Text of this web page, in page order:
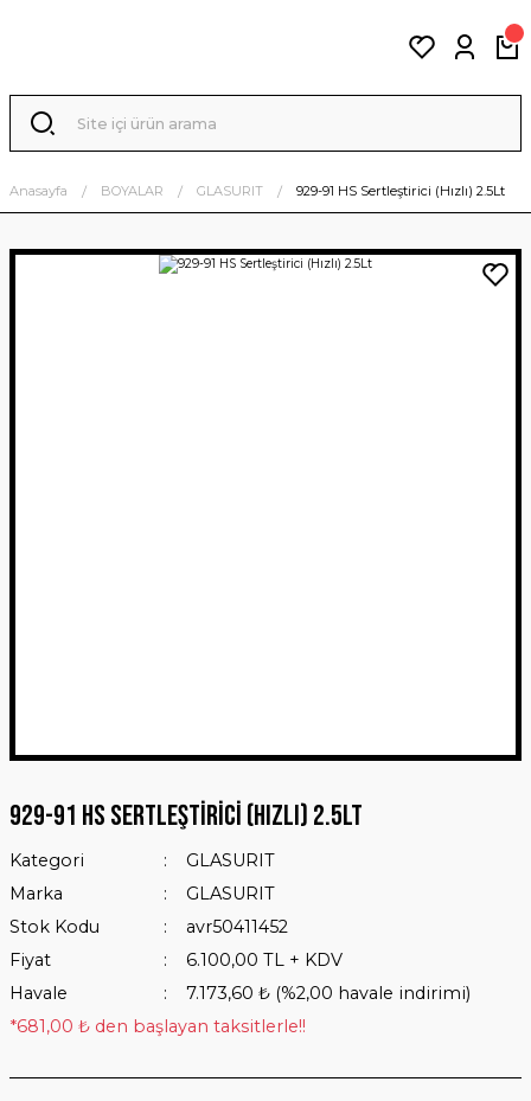
Anasayfa BOYALAR GLASURIT 929-91 HS Sertleştirici (Hızlı) 2.5Lt
929-91 HS Sertleştirici (Hızlı) 2.5Lt
Kategori
GLASURIT
Marka
GLASURIT
Stok Kodu
avr50411452
Fiyat
6.100,00 TL + KDV
Havale
7.173,60 ₺ (%2,00 havale indirimi)
*681,00 ₺ den başlayan taksitlerle!!